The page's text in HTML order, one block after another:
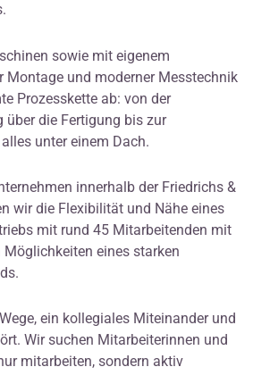
sowie mit eigenem
Montage und moderner Messtechnik
Prozesskette ab: von der
über die Fertigung bis zur
unter einem Dach.
innerhalb der Friedrichs &
wir die Flexibilität und Nähe eines
mit rund 45 Mitarbeitenden mit
eines starken
ein kollegiales Miteinander und
Wir suchen Mitarbeiterinnen und
mitarbeiten, sondern aktiv